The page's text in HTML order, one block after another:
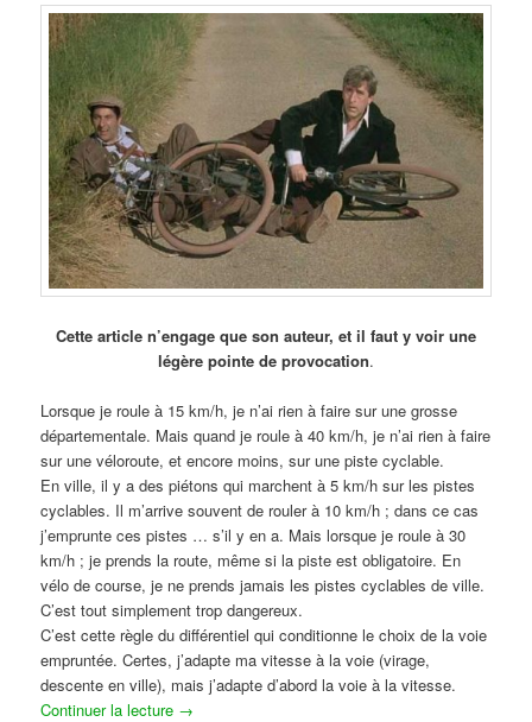
Cette article n’engage que son auteur, et il faut y voir une
légère pointe de provocation.
Lorsque je roule à 15 km/h, je n’ai rien à faire sur une grosse
départementale. Mais quand je roule à 40 km/h, je n’ai rien à faire
sur une véloroute, et encore moins, sur une piste cyclable.
En ville, il y a des piétons qui marchent à 5 km/h sur les pistes
cyclables. Il m’arrive souvent de rouler à 10 km/h ; dans ce cas
j’emprunte ces pistes … s’il y en a. Mais lorsque je roule à 30
km/h ; je prends la route, même si la piste est obligatoire. En
vélo de course, je ne prends jamais les pistes cyclables de ville.
C’est tout simplement trop dangereux.
C’est cette règle du différentiel qui conditionne le choix de la voie
empruntée. Certes, j’adapte ma vitesse à la voie (virage,
descente en ville), mais j’adapte d’abord la voie à la vitesse.
Continuer la lecture →